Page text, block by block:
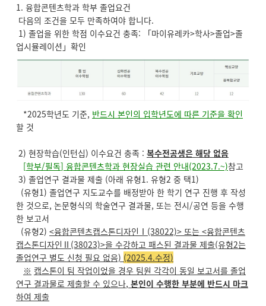
1. 융합콘텐츠학과 학부 졸업요건
다음의 조건을 모두 만족하여야 합니다.
1) 졸업을 위한 학점 이수요건 충족: 「마이유레카>학사>졸업>졸
업시뮬레이션」확인
*2025학년도 기준, 반드시 본인의 입학년도에 따른 기준을 확인
할 것
2) 현장학습(인턴십) 이수요건 충족 : 복수전공생은 해당 없음
[학부/필독] 융합콘텐츠학과 현장실습 관련 안내(2023.7.~)참고
3) 졸업연구 결과물 제출 (아래 유형1. 유형2 중 택1)
(유형1) 졸업연구 지도교수를 배정받아 한 학기 연구 진행 후 작성
한 것으로, 논문형식의 학술연구 결과물, 또는 전시/공연 등을 수행
한 보고서
(유형2) <융합콘텐츠캡스톤디자인 Ⅰ (38022)> 또는 <융합콘텐츠
캡스톤디자인 Ⅱ (38023)>을 수강하고 패스된 결과물 제출(유형2는
졸업연구 별도 신청 필요 없음) (2025.4.수정)
※ 캡스톤이 팀 작업이었을 경우 팀원 각각이 동일 보고서를 졸업
연구 결과물로 제출할 수 있으나, 본인이 수행한 부분에 반드시 마크
하여 제출